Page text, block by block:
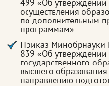
499 «Об утверждении
осуществления
по дополнительным
программам»
Приказ Минобрнауки
839 «Об утверждении
государственного
высшего
направлению